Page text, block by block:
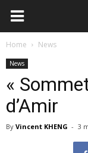
Home News
News
«
d’Amir
By Vincent KHENG - 3